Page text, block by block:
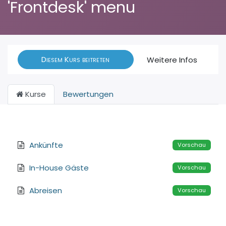
'Frontdesk' menu
Diesem Kurs beitreten Weitere Infos
Kurse Bewertungen
Ankünfte Vorschau
In-House Gäste Vorschau
Abreisen Vorschau